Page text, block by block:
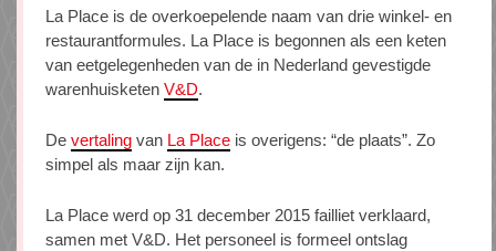
La Place is de overkoepelende naam van drie winkel- en
restaurantformules. La Place is begonnen als een keten
van eetgelegenheden van de in Nederland gevestigde
warenhuisketen V&D.
De vertaling van La Place is overigens: “de plaats”. Zo
simpel als maar zijn kan.
La Place werd op 31 december 2015 failliet verklaard,
samen met V&D. Het personeel is formeel ontslag